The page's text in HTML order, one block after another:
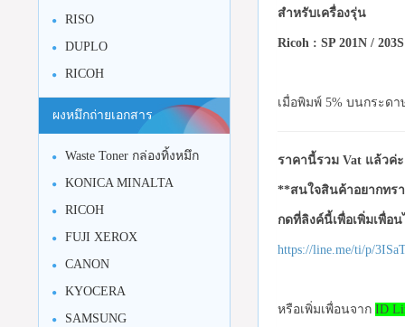
สำหรับเครื่องรุ่น
Ricoh : SP 201N /
เมื่อพิมพ์ 5% บนกระด
ราคานี้รวม Vat แล้วค่ะ
**สนใจสินค้าอยากทร
กดที่ลิงค์นี้เพื่อเพิ่มเพื่อ
https://line.me/ti/p/
หรือเพิ่มเพื่อนจาก ID
RISO
DUPLO
RICOH
ผงหมึกถ่ายเอกสาร
Waste Toner กล่องทิ้งหมึก
KONICA MINALTA
RICOH
FUJI XEROX
CANON
KYOCERA
SAMSUNG